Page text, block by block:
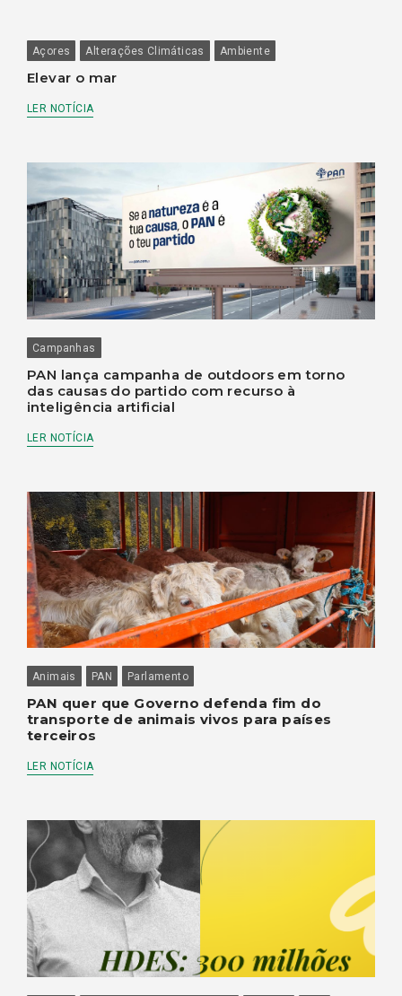
Açores Alterações Climáticas Ambiente
Elevar o mar
LER NOTÍCIA
Campanhas
PAN lança campanha de outdoors em torno
das causas do partido com recurso à
inteligência artificial
LER NOTÍCIA
Animais PAN Parlamento
PAN quer que Governo defenda fim do
transporte de animais vivos para países
terceiros
LER NOTÍCIA